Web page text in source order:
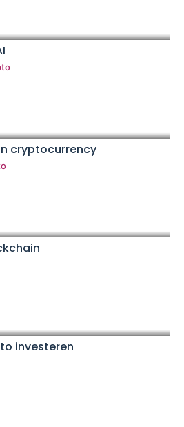
cryptocurrency
investeren